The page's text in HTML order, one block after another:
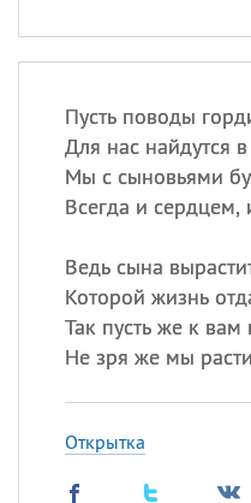
Пусть поводы
Для нас найдутся
Мы с сыновьями
Всегда и сердцем,
Ведь сына
Которой жизнь
Так пусть же к вам
Не зря же мы
Открытка